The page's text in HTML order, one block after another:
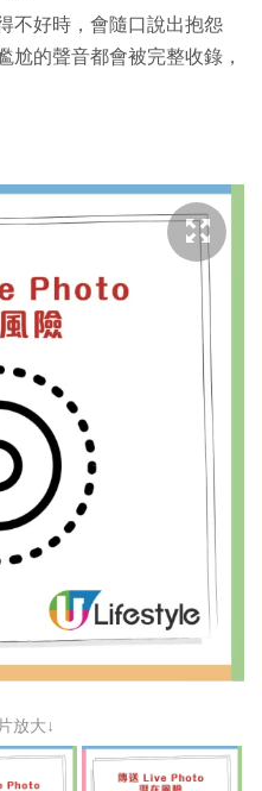
不好時，會隨口說出抱怨
尬的聲音都會被完整收錄，
放大↓